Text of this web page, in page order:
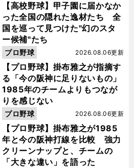
【高校野球】甲子園に届かなか
った全国の隠れた逸材たち 全
国を巡って見つけた"幻のスタ
ー候補"たち
【プロ野球】掛布雅之が指摘す
る「今の阪神に足りないもの」
1985年のチームよりもつなが
りを感じない
2026.08.06更新
プロ野球
【プロ野球】掛布雅之が1985
年と今の阪神打線を比較 強力
クリーンナップと、チームの
「大きな違い」を語った
2026.08.06更新
プロ野球